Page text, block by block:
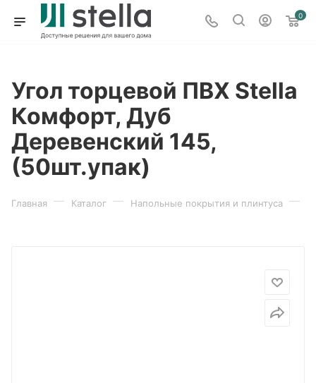
0
Угол торцевой ПВХ Stella
Комфорт, Дуб
Деревенский 145,
(50шт.упак)
Главная — Каталог — Напольные покрытия и плинтуса —